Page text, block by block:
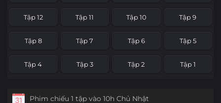
Tập 12 Tập 11 Tập 10 Tập 9
Tập 8 Tập 7 Tập 6 Tập 5
Tập 4 Tập 3 Tập 2 Tập 1
Phim chiếu 1 tập vào 10h Chủ Nhật